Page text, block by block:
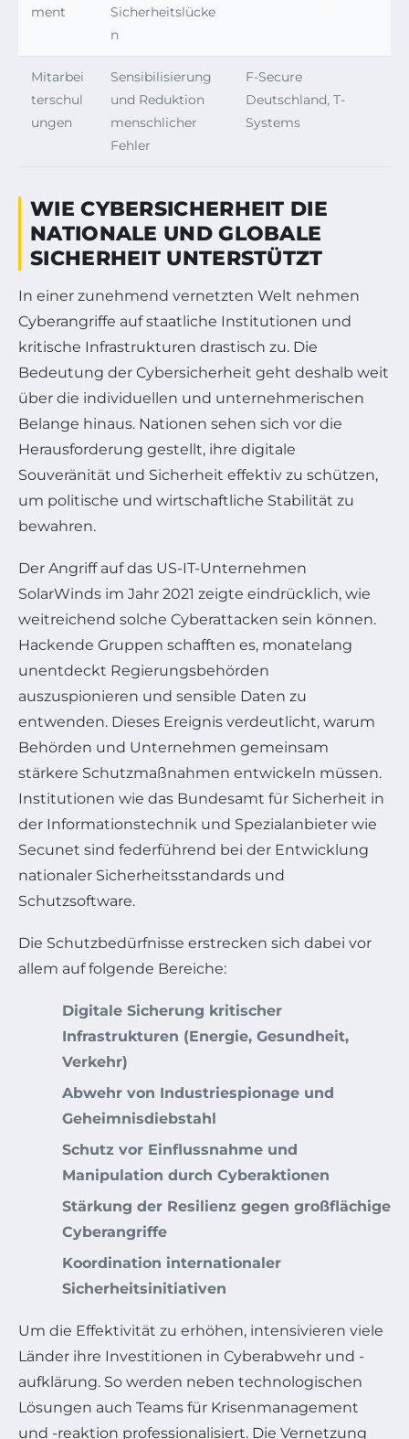
ment
Sicherheitslücke
n
Mitarbei
terschul
ungen
Sensibilisierung
und Reduktion
menschlicher
Fehler
F-Secure
Deutschland, T-
Systems
WIE CYBERSICHERHEIT DIE
NATIONALE UND GLOBALE
SICHERHEIT UNTERSTÜTZT
In einer zunehmend vernetzten Welt nehmen
Cyberangriffe auf staatliche Institutionen und
kritische Infrastrukturen drastisch zu. Die
Bedeutung der Cybersicherheit geht deshalb weit
über die individuellen und unternehmerischen
Belange hinaus. Nationen sehen sich vor die
Herausforderung gestellt, ihre digitale
Souveränität und Sicherheit effektiv zu schützen,
um politische und wirtschaftliche Stabilität zu
bewahren.
Der Angriff auf das US-IT-Unternehmen
SolarWinds im Jahr 2021 zeigte eindrücklich, wie
weitreichend solche Cyberattacken sein können.
Hackende Gruppen schafften es, monatelang
unentdeckt Regierungsbehörden
auszuspionieren und sensible Daten zu
entwenden. Dieses Ereignis verdeutlicht, warum
Behörden und Unternehmen gemeinsam
stärkere Schutzmaßnahmen entwickeln müssen.
Institutionen wie das Bundesamt für Sicherheit in
der Informationstechnik und Spezialanbieter wie
Secunet sind federführend bei der Entwicklung
nationaler Sicherheitsstandards und
Schutzsoftware.
Die Schutzbedürfnisse erstrecken sich dabei vor
allem auf folgende Bereiche:
Digitale Sicherung kritischer
Infrastrukturen (Energie, Gesundheit,
Verkehr)
Abwehr von Industriespionage und
Geheimnisdiebstahl
Schutz vor Einflussnahme und
Manipulation durch Cyberaktionen
Stärkung der Resilienz gegen großflächige
Cyberangriffe
Koordination internationaler
Sicherheitsinitiativen
Um die Effektivität zu erhöhen, intensivieren viele
Länder ihre Investitionen in Cyberabwehr und -
aufklärung. So werden neben technologischen
Lösungen auch Teams für Krisenmanagement
und -reaktion professionalisiert. Die Vernetzung